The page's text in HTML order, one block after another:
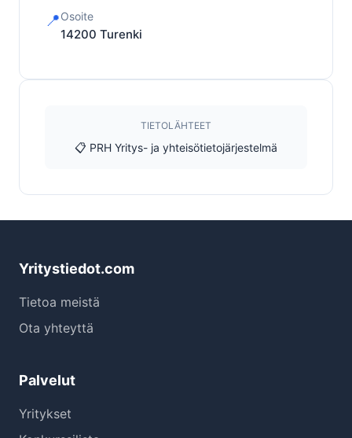
📍Osoite
14200 Turenki
TIETOLÄHTEET
📋 PRH Yritys- ja yhteisötietojärjestelmä
Yritystiedot.com
Tietoa meistä
Ota yhteyttä
Palvelut
Yritykset